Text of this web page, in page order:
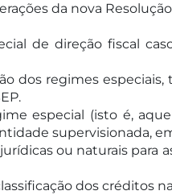
da nova
de direção fiscal
dos regimes
especial (isto é,
supervisionada,
ou naturais
dos créditos